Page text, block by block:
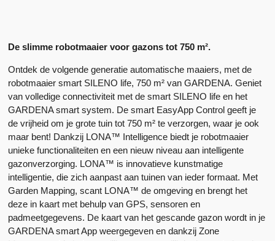
De slimme robotmaaier voor gazons tot 750 m².
Ontdek de volgende generatie automatische maaiers, met de
robotmaaier smart SILENO life, 750 m² van GARDENA. Geniet
van volledige connectiviteit met de smart SILENO life en het
GARDENA smart system. De smart EasyApp Control geeft je
de vrijheid om je grote tuin tot 750 m² te verzorgen, waar je ook
maar bent! Dankzij LONA™ Intelligence biedt je robotmaaier
unieke functionaliteiten en een nieuw niveau aan intelligente
gazonverzorging. LONA™ is innovatieve kunstmatige
intelligentie, die zich aanpast aan tuinen van ieder formaat. Met
Garden Mapping, scant LONA™ de omgeving en brengt het
deze in kaart met behulp van GPS, sensoren en
padmeetgegevens. De kaart van het gescande gazon wordt in je
GARDENA smart App weergegeven en dankzij Zone